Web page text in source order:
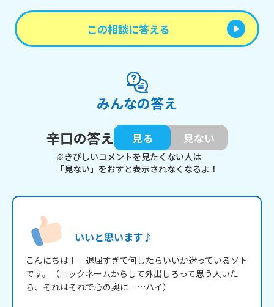
この相談に答える
みんなの答え
辛口の答え
見る 見ない
※きびしいコメントを見たくない人は
「見ない」をおすと表示されなくなるよ！
いいと思います♪
こんにちは！　退屈すぎて何したらいいか迷っているソト
です。（ニックネームからして外出しろって思う人いた
ら、それはそれで心の奥に……ハイ）